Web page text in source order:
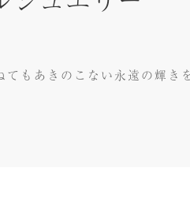
もあきのこない永遠の輝き